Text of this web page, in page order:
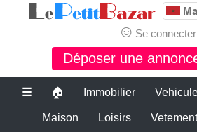
☺ Se connecter
Déposer une
☰ 🏠 Immobilier
Maison Loisirs